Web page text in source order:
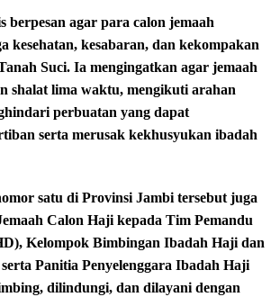
berpesan agar para calon jemaah
kesehatan, kesabaran, dan kekompakan
Suci. Ia mengingatkan agar jemaah
shalat lima waktu, mengikuti arahan
perbuatan yang dapat
serta merusak kekhusyukan ibadah
satu di Provinsi Jambi tersebut juga
Calon Haji kepada Tim Pemandu
Kelompok Bimbingan Ibadah Haji dan
Panitia Penyelenggara Ibadah Haji
dilindungi, dan dilayani dengan